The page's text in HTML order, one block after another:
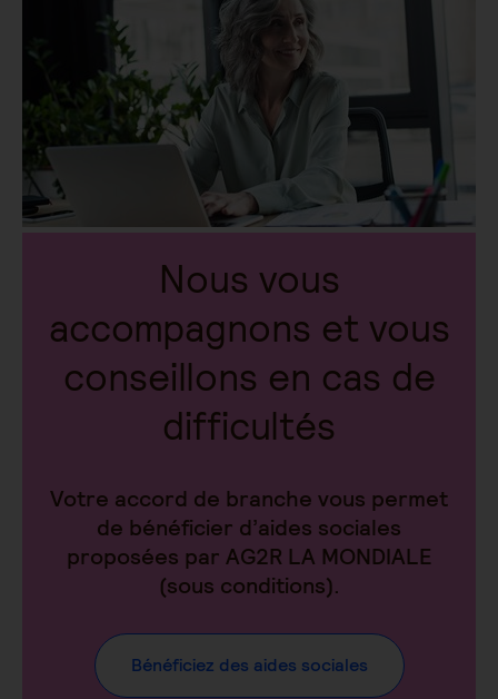
Nous vous
accompagnons et vous
conseillons en cas de
difficultés
Votre accord de branche vous permet
de bénéficier d’aides sociales
proposées par AG2R LA MONDIALE
(sous conditions).
Bénéficiez des aides sociales